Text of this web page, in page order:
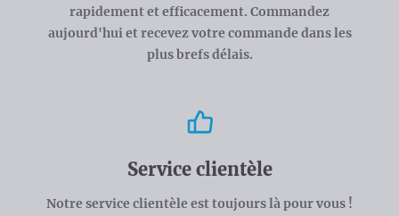
rapidement et efficacement. Commandez
aujourd'hui et recevez votre commande dans les
plus brefs délais.
Service clientèle
Notre service clientèle est toujours là pour vous !